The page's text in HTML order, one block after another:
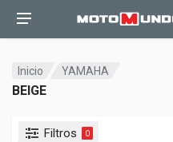
Inicio YAMAHA
BEIGE
Filtros 0